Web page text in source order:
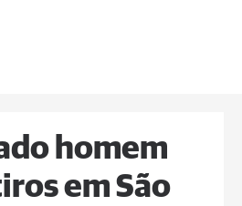
homem
em São